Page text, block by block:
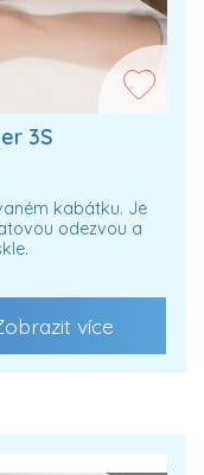
3S
kabátku. Je
odezvou a
více